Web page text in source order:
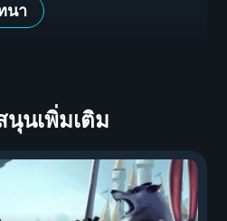
นา
นุนเพิ่มเติม